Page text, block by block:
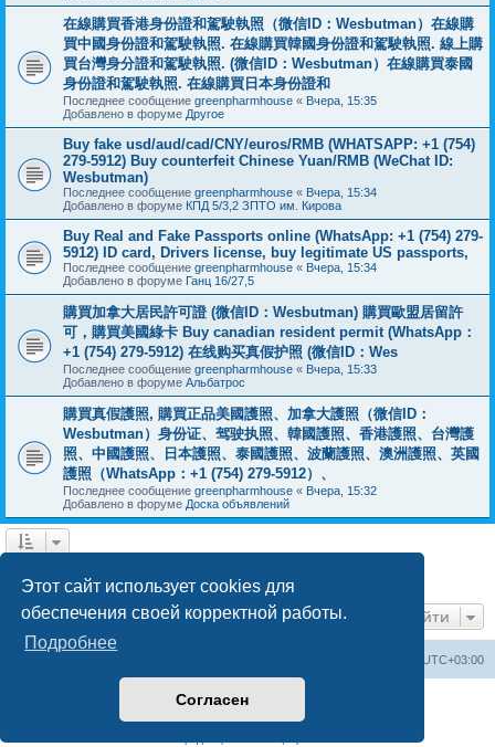
Этот сайт использует cookies для
обеспечения своей корректной работы.
Подробнее
Согласен
在線購買香港身份證和駕駛執照（微信ID：Wesbutman）在線購
買中國身份證和駕駛執照. 在線購買韓國身份證和駕駛執照. 線上購
買台灣身分證和駕駛執照. (微信ID：Wesbutman）在線購買泰國
身份證和駕駛執照. 在線購買日本身份證和
Последнее сообщение greenpharmhouse « Вчера, 15:35
Добавлено в форуме Другое
Buy fake usd/aud/cad/CNY/euros/RMB (WHATSAPP: +1 (754)
279-5912) Buy counterfeit Chinese Yuan/RMB (WeChat ID:
Wesbutman)
Последнее сообщение greenpharmhouse « Вчера, 15:34
Добавлено в форуме КПД 5/3,2 ЗПТО им. Кирова
Buy Real and Fake Passports online (WhatsApp: +1 (754) 279-
5912) ID card, Drivers license, buy legitimate US passports,
Последнее сообщение greenpharmhouse « Вчера, 15:34
Добавлено в форуме Ганц 16/27,5
購買加拿大居民許可證 (微信ID：Wesbutman) 購買歐盟居留許
可，購買美國綠卡 Buy canadian resident permit (WhatsApp：
+1 (754) 279-5912) 在线购买真假护照 (微信ID：Wes
Последнее сообщение greenpharmhouse « Вчера, 15:33
Добавлено в форуме Альбатрос
購買真假護照, 購買正品美國護照、加拿大護照（微信ID：
Wesbutman）身份证、驾驶执照、韓國護照、香港護照、台灣護
照、中國護照、日本護照、泰國護照、波蘭護照、澳洲護照、英國
護照（WhatsApp：+1 (754) 279-5912）、
Последнее сообщение greenpharmhouse « Вчера, 15:32
Добавлено в форуме Доска объявлений
Перейти
UTC+03:00
Создано на основеphpBB® Forum Software © phpBB Limited
Русская поддержка phpBB